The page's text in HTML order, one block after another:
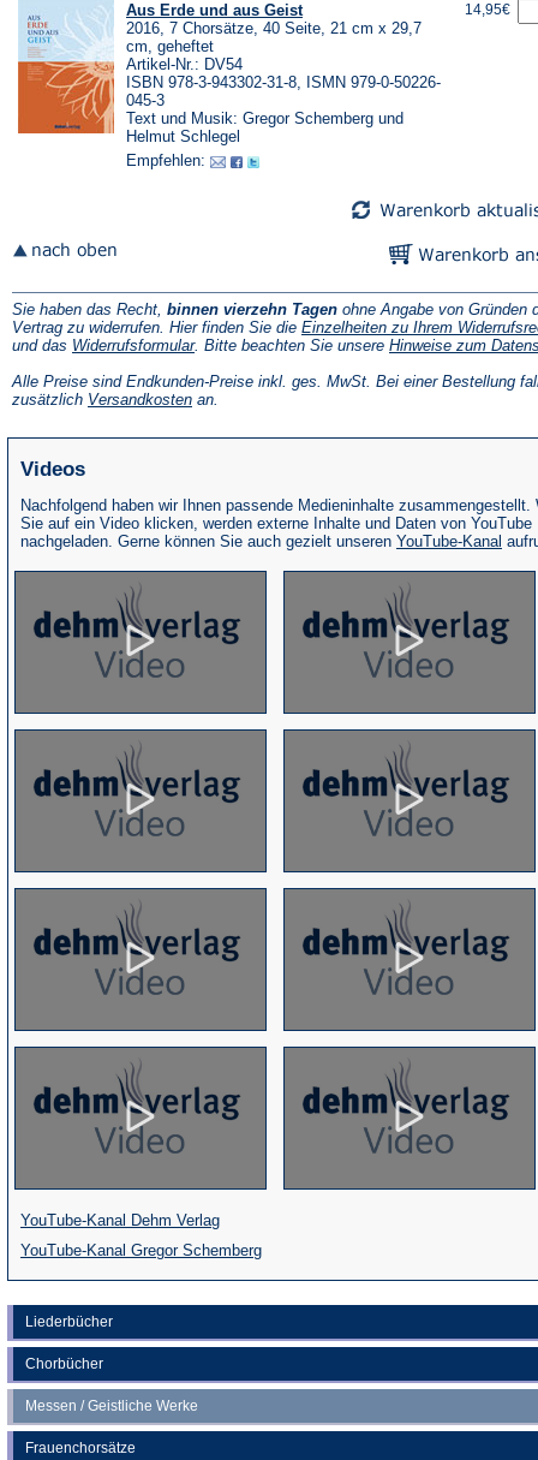
Liederbücher
Chorbücher
Messen / Geistliche Werke
Frauenchorsätze
Aus Erde und aus Geist
2016, 7 Chorsätze, 40 Seite, 21 cm x 29,7
cm, geheftet
Artikel-Nr.: DV54
ISBN 978-3-943302-31-8, ISMN 979-0-50226-
045-3
Text und Musik: Gregor Schemberg und
Helmut Schlegel
Empfehlen:
14,95€
Sie haben das Recht, binnen vierzehn Tagen ohne Angabe von Gründen
Vertrag zu widerrufen. Hier finden Sie die Einzelheiten zu Ihrem
und das Widerrufsformular(Öffnet
einem
neuen
. Bitte beachten Sie unsere Hinweise zum
Alle Preise sind Endkunden-Preise inkl. ges. MwSt. Bei einer Bestellung
zusätzlich Versandkosten(Öffnet
an.
Videos
Nachfolgend haben wir Ihnen passende Medieninhalte zusammengestellt.
Sie auf ein Video klicken, werden externe Inhalte und Daten von YouTube
nachgeladen. Gerne können Sie auch gezielt unseren YouTube-Kanal
YouTube-Kanal Dehm Verlag(Öffnet
in
einem
neuen
Tab)
YouTube-Kanal Gregor Schemberg(Öffnet
in
einem
neuen